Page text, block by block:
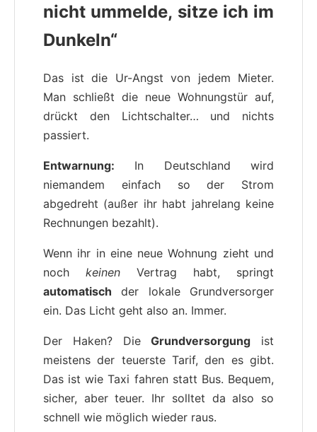
nicht ummelde, sitze ich im
Dunkeln“
Das ist die Ur-Angst von jedem Mieter.
Man schließt die neue Wohnungstür auf,
drückt den Lichtschalter… und nichts
passiert.
Entwarnung: In Deutschland wird
niemandem einfach so der Strom
abgedreht (außer ihr habt jahrelang keine
Rechnungen bezahlt).
Wenn ihr in eine neue Wohnung zieht und
noch keinen Vertrag habt, springt
automatisch der lokale Grundversorger
ein. Das Licht geht also an. Immer.
Der Haken? DieGrundversorgung ist
meistens der teuerste Tarif, den es gibt.
Das ist wie Taxi fahren statt Bus. Bequem,
sicher, aber teuer. Ihr solltet da also so
schnell wie möglich wieder raus.